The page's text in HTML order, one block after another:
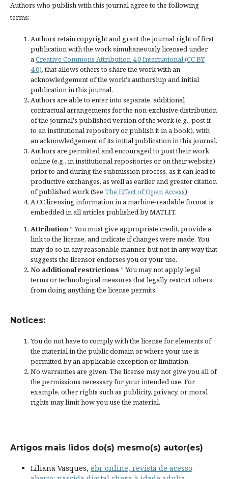
Authors who publish with this journal agree to the following
terms:
Authors retain copyright and grant the journal right of first
publication with the work simultaneously licensed under
aCreative Commons Attribution 4.0 International (CC BY
4.0), that allows others to share the work with an
acknowledgement of the work's authorship and initial
publication in this journal.
Authors are able to enter into separate, additional
contractual arrangements for the non-exclusive distribution
of the journal's published version of the work (e.g., post it
to an institutional repository or publish it in a book), with
an acknowledgement of its initial publication in this journal.
Authors are permitted and encouraged to post their work
online (e.g., in institutional repositories or on their website)
prior to and during the submission process, as it can lead to
productive exchanges, as well as earlier and greater citation
of published work (See The Effect of Open Access).
A CC licensing information in a machine-readable format is
embedded in all articles published by MATLIT.
Attribution” You must give appropriate credit, provide a
link to the license, andindicate if changes were made. You
may do so in any reasonable manner, but not in any way that
suggests the licensor endorses you or your use.
No additional restrictions ” You may not apply legal
terms ortechnological measuresthat legally restrict others
from doing anything the license permits.
Notices:
You do not have to comply with the license for elements of
the material in the public domain or where your use is
permitted by an applicable exception or limitation.
No warranties are given. The license may not give you all of
the permissions necessary for your intended use. For
example, other rights such as publicity, privacy, or moral
rights may limit how you use the material.
Artigos mais lidos do(s) mesmo(s) autor(es)
Liliana Vasques, ebr online, revista de acesso